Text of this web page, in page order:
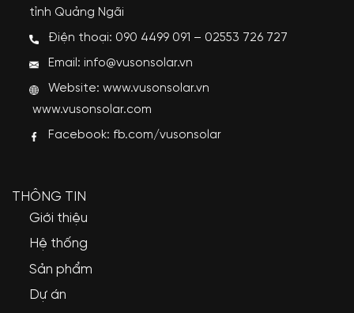
tỉnh Quảng Ngãi
Điện thoại: 090 4499 091 – 02553 726 727
Email: info@vusonsolar.vn
Website:www.vusonsolar.vn
www.vusonsolar.com
Facebook: fb.com/vusonsolar
THÔNG TIN
Giới thiệu
Hệ thống
Sản phẩm
Dự án